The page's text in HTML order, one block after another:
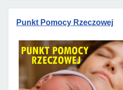
Punkt Pomocy Rzeczowej